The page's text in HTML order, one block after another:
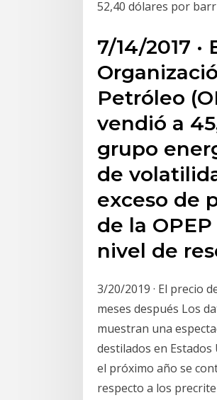
52,40 dólares por
7/14/2017
Petróleo
vendió a
grupo
de
exceso de
de la
nivel de
3/20/2019 · El precio
meses después Los
muestran una
destilados en
el próximo año se
respecto a los